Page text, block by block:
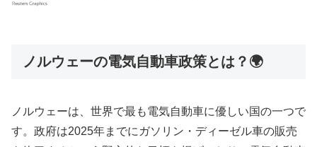
ノルウェーの電気自動車政策とは？🌍
ノルウェーは、世界で最も電気自動車に優しい国の一つで
す。政府は2025年までにガソリン・ディーゼル車の販売